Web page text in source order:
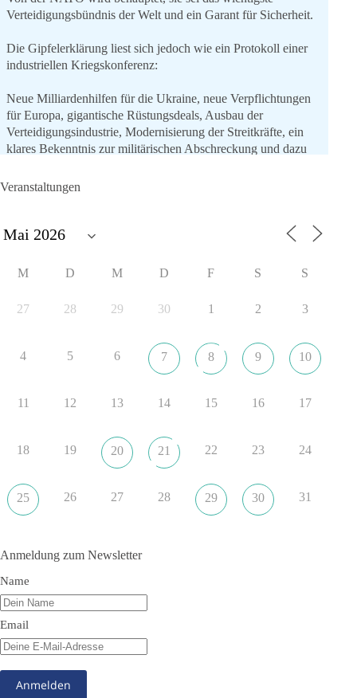
Verteidigungsbündnis der Welt und ein Garant für Sicherheit.
Die Gipfelerklärung liest sich jedoch wie ein Protokoll einer
industriellen Kriegskonferenz:
Neue Milliardenhilfen für die Ukraine, neue Verpflichtungen
für Europa, gigantische Rüstungsdeals, Ausbau der
Verteidigungsindustrie, Modernisierung der Streitkräfte, ein
klares Bekenntnis zur militärischen Abschreckung und dazu
nach Friedenspolitik klingt, wird niemals Sicherheit schaffen,
https://www.tagesschau.de/ausland/asien/nato-
Grundrechte der Natur – ein Angriff auf das Grundgesetz?
Im Politischen Frühschoppen diskutieren die Teilnehmer das
Verhältnis von Mensch, Natur und Grundgesetz.
Beitrag der AG Strategische Impulse
Kann die Natur Träger eigener Grundrechte sein? Oder würde
Veranstaltungen
M D M D F S S
27 28 29 30 1 2 3
4 5 6 7 8 9 10
11 12 13 14 15 16 17
18 19 20 21 22 23 24
25 26 27 28 29 30 31
Anmeldung zum Newsletter
Name
Email